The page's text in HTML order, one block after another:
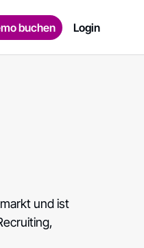
buchen Login
und ist